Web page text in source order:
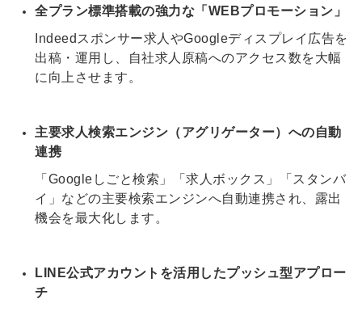
全プラン標準搭載の強力な「WEBプロモーション」
Indeedスポンサー求人やGoogleディスプレイ広告を
出稿・運用し、自社求人原稿へのアクセス数を大幅
に向上させます 。
主要求人検索エンジン（アグリゲーター）への自動
連携
「Googleしごと検索」「求人ボックス」「スタンバ
イ」などの主要検索エンジンへ自動連携され、露出
機会を最大化します 。
LINE公式アカウントを活用したプッシュ型アプロー
チ